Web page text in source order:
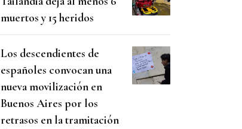
muertos y 15 heridos
Los descendientes de
españoles convocan una
nueva movilización en
Buenos Aires por los
retrasos en la tramitación